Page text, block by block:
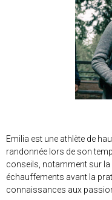
Emilia est une athlète de
randonnée lors de son
conseils, notamment sur la
échauffements avant la
connaissances aux